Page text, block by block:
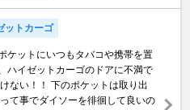
ットカーゴ
ケットにいつもタバコや携帯を置
ハイゼットカーゴのドアに不満で
ない！！ 下のポケットは取り出
て事でダイソーを徘徊して良いの